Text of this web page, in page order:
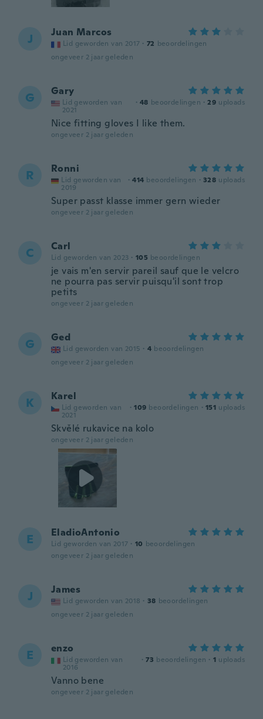
J Juan Marcos
Lid geworden van 2017 · 72 beoordelingen
ongeveer 2 jaar geleden
G Gary
Lid geworden van
2021
· 48 beoordelingen · 29 uploads
Nice fitting gloves I like them.
ongeveer 2 jaar geleden
R Ronni
Lid geworden van
2019
· 414 beoordelingen · 328 uploads
Super passt klasse immer gern wieder
ongeveer 2 jaar geleden
C Carl
Lid geworden van 2023 · 105 beoordelingen
je vais m'en servir pareil sauf que le velcro
ne pourra pas servir puisqu'il sont trop
petits
ongeveer 2 jaar geleden
G Ged
Lid geworden van 2015 · 4 beoordelingen
ongeveer 2 jaar geleden
K Karel
Lid geworden van
2021
· 109 beoordelingen · 151 uploads
Skvělé rukavice na kolo
ongeveer 2 jaar geleden
E EladioAntonio
Lid geworden van 2017 · 10 beoordelingen
ongeveer 2 jaar geleden
J James
Lid geworden van 2018 · 38 beoordelingen
ongeveer 2 jaar geleden
E enzo
Lid geworden van
2016
· 73 beoordelingen · 1 uploads
Vanno bene
ongeveer 2 jaar geleden